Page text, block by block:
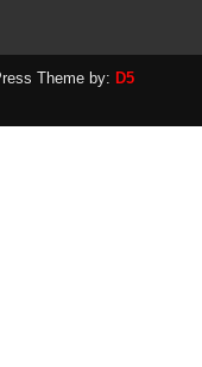
Theme by: D5